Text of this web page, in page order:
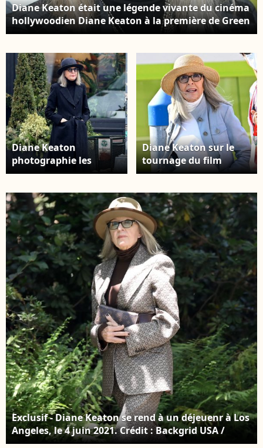
Diane Keaton était une légende vivante du cinéma
hollywoodien Diane Keaton à la première de Green
Eggs And Ham au Hollywood American Legion Post
Diane Keaton
photographie les
fresques murales et les
de New York, le 4
février 2020. Crédit :
Backgrid USA /
Bestimage
Diane Keaton sur le
tournage du film
"Book Club 2 : The Next
11 juillet 2022. Crédit :
Backgrid USA /
Bestimage
Exclusif - Diane Keaton se rend à un déjeuenr à Los
Angeles, le 4 juin 2021. Crédit : Backgrid USA /
Bestimage